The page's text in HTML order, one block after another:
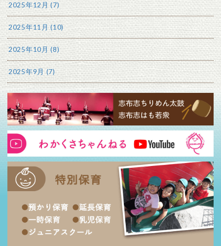
2025年12月 (7)
2025年11月 (10)
2025年10月 (8)
2025年9月 (7)